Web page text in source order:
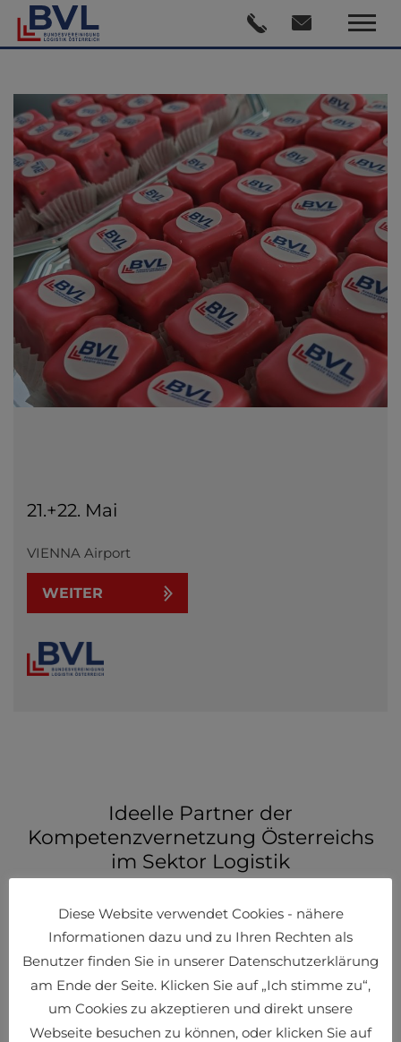
21.+22. Mai
VIENNA Airport
WEITER
Ideelle Partner der
Kompetenzvernetzung Österreichs
im Sektor Logistik
Diese Website verwendet Cookies - nähere
Informationen dazu und zu Ihren Rechten als
Benutzer finden Sie in unserer Datenschutzerklärung
am Ende der Seite. Klicken Sie auf „Ich stimme zu“,
um Cookies zu akzeptieren und direkt unsere
Webseite besuchen zu können, oder klicken Sie auf